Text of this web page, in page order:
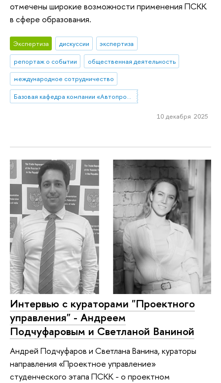
отмечены широкие возможности применения ПСКК
в сфере образования.
Экспертиза дискуссии
экспертиза
репортаж о событии
общественная деятельность
международное сотрудничество
Базовая кафедра компании «Автопромимпорт»
10 декабря 2025
Интервью с кураторами "Проектного
управления" - Андреем
Подчуфаровым и Светланой Ваниной
Андрей Подчуфаров и Светлана Ванина, кураторы
направления «Проектное управление»
студенческого этапа ПСКК - о проектном